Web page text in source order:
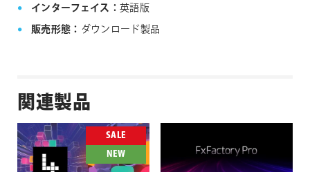
インターフェイス： 英語版
販売形態： ダウンロード製品
関連製品
SALE
NEW